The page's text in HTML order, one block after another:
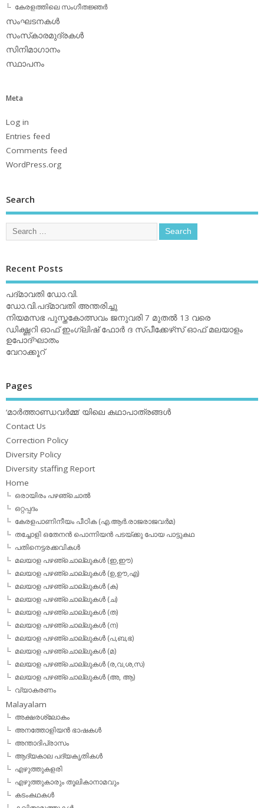
കേരളത്തിലെ സംഗീതജ്ഞര്‍
സംഘടനകള്‍
സംസ്‌കാരമുദ്രകള്‍
സിനിമാഗാനം
സ്ഥാപനം
Meta
Log in
Entries feed
Comments feed
WordPress.org
Search
Recent Posts
പദ്മാവതി ഡോ.വി.
ഡോ.വി.പദ്മാവതി അന്തരിച്ചു
നിയമസഭ പുസ്തകോത്സവം ജനുവരി 7 മുതല്‍ 13 വരെ
ഡിക്ഷ്ണറി ഓഫ് ഇംഗ്ലിഷ് ഫോര്‍ ദ സ്പീക്കേഴ്‌സ് ഓഫ് മലയാളം
ഉപോദ്ഘാതം
വേറാക്കൂറ്
Pages
‘മാര്‍ത്താണ്ഡവര്‍മ്മ’ യിലെ കഥാപാത്രങ്ങള്‍
Contact Us
Correction Policy
Diversity Policy
Diversity staffing Report
Home
ഒരായിരം പഴഞ്ചൊല്‍
ഒറ്റപ്പദം
കേരളപാണിനീയം പീഠിക (എ.ആര്‍.രാജരാജവര്‍മ)
തച്ചോളി ഒതേനൻ പൊന്നിയൻ പടയ്‌ക്കു പോയ പാട്ടുകഥ
പതിനെട്ടരക്കവികള്‍
മലയാള പഴഞ്ചൊല്ലുകള്‍ (ഇ,ഈ)
മലയാള പഴഞ്ചൊല്ലുകള്‍ (ഉ,ഊ,എ)
മലയാള പഴഞ്ചൊല്ലുകള്‍ (ക)
മലയാള പഴഞ്ചൊല്ലുകള്‍ (ച)
മലയാള പഴഞ്ചൊല്ലുകള്‍ (ത)
മലയാള പഴഞ്ചൊല്ലുകള്‍ (ന)
മലയാള പഴഞ്ചൊല്ലുകള്‍ (പ,ബ,ഭ)
മലയാള പഴഞ്ചൊല്ലുകള്‍ (മ)
മലയാള പഴഞ്ചൊല്ലുകള്‍ (ര,വ,ശ,സ)
മലയാള പഴഞ്ചൊല്ലുകൾ (അ, ആ)
വ്യാകരണം
Malayalam
അക്ഷരശ്ലോകം
അനത്തോളിയന്‍ ഭാഷകള്‍
അന്താദിപ്രാസം
ആദ്യകാല പദ്യകൃതികള്‍
എഴുത്തുകളരി
എഴുത്തുകാരും തൂലികാനാമവും
കടംകഥകള്‍